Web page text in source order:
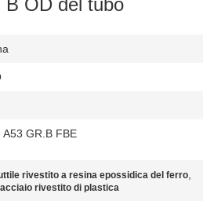
B OD del tubo
A53 GR.B FBE
rivestito a resina epossidica del ferro,
rivestito di plastica